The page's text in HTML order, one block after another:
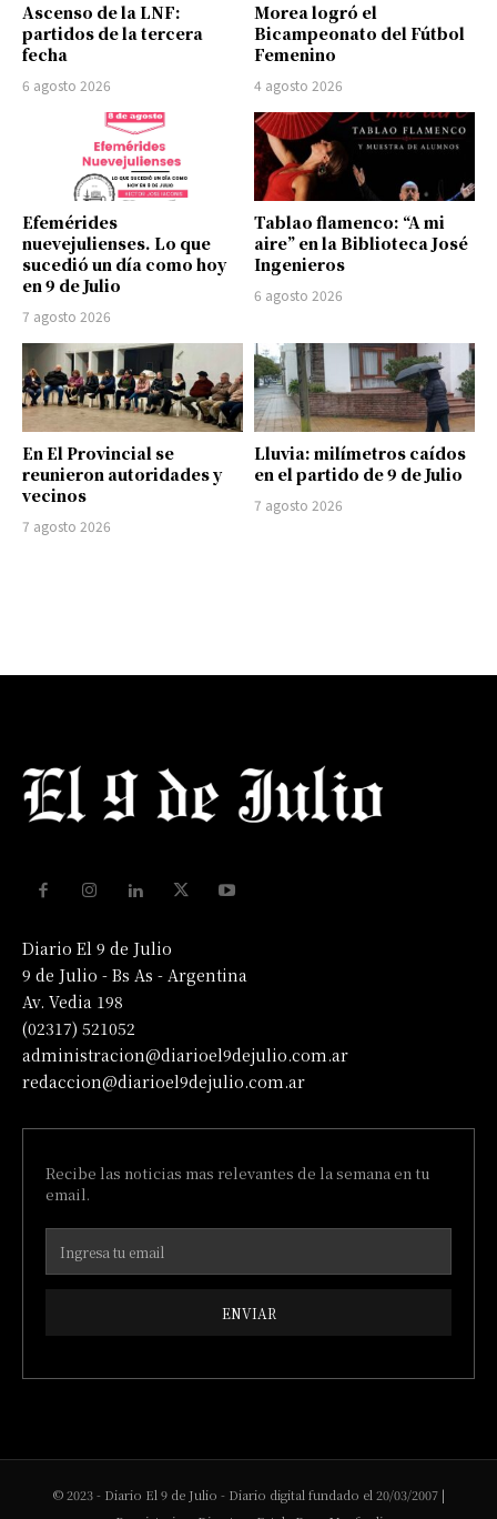
Ascenso de la LNF:
partidos de la tercera
fecha
6 agosto 2026
Morea logró el
Bicampeonato del Fútbol
Femenino
4 agosto 2026
Efemérides
nuevejulienses. Lo que
sucedió un día como hoy
en 9 de Julio
7 agosto 2026
Tablao flamenco: “A mi
aire” en la Biblioteca José
Ingenieros
6 agosto 2026
En El Provincial se
reunieron autoridades y
vecinos
7 agosto 2026
Lluvia: milímetros caídos
en el partido de 9 de Julio
7 agosto 2026
Diario El 9 de Julio
9 de Julio - Bs As - Argentina
Av. Vedia 198
(02317) 521052
administracion@diarioel9dejulio.com.ar
redaccion@diarioel9dejulio.com.ar
Recibe las noticias mas relevantes de la semana en tu
email.
ENVIAR
© 2023 - Diario El 9 de Julio - Diario digital fundado el 20/03/2007 |